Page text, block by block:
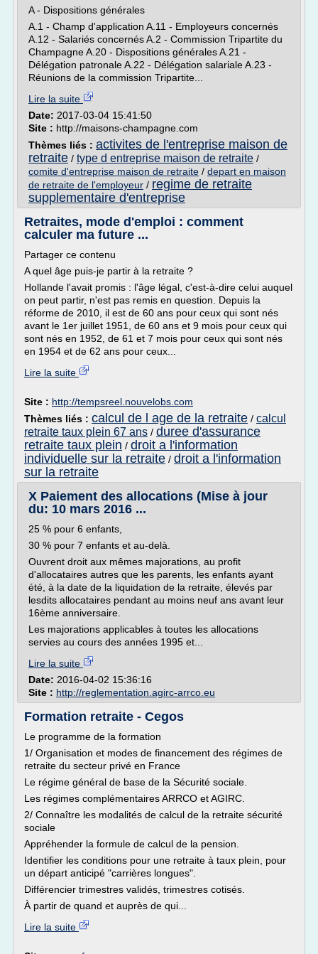
A - Dispositions générales
A.1 - Champ d'application A.11 - Employeurs concernés
A.12 - Salariés concernés A.2 - Commission Tripartite du
Champagne A.20 - Dispositions générales A.21 -
Délégation patronale A.22 - Délégation salariale A.23 -
Réunions de la commission Tripartite...
Lire la suite
Date: 2017-03-04 15:41:50
Site : http://maisons-champagne.com
Thèmes liés : activites de l'entreprise maison de
retraite / type d entreprise maison de retraite /
comite d'entreprise maison de retraite / depart en maison
de retraite de l'employeur / regime de retraite
supplementaire d'entreprise
Retraites, mode d'emploi : comment
calculer ma future ...
Partager ce contenu
A quel âge puis-je partir à la retraite ?
Hollande l'avait promis : l'âge légal, c'est-à-dire celui auquel
on peut partir, n'est pas remis en question. Depuis la
réforme de 2010, il est de 60 ans pour ceux qui sont nés
avant le 1er juillet 1951, de 60 ans et 9 mois pour ceux qui
sont nés en 1952, de 61 et 7 mois pour ceux qui sont nés
en 1954 et de 62 ans pour ceux...
Lire la suite
Site : http://tempsreel.nouvelobs.com
Thèmes liés : calcul de l age de la retraite / calcul
retraite taux plein 67 ans / duree d'assurance
retraite taux plein / droit a l'information
individuelle sur la retraite / droit a l'information
sur la retraite
X Paiement des allocations (Mise à jour
du: 10 mars 2016 ...
25 % pour 6 enfants,
30 % pour 7 enfants et au-delà.
Ouvrent droit aux mêmes majorations, au profit
d'allocataires autres que les parents, les enfants ayant
été, à la date de la liquidation de la retraite, élevés par
lesdits allocataires pendant au moins neuf ans avant leur
16ème anniversaire.
Les majorations applicables à toutes les allocations
servies au cours des années 1995 et...
Lire la suite
Date: 2016-04-02 15:36:16
Site : http://reglementation.agirc-arrco.eu
Formation retraite - Cegos
Le programme de la formation
1/ Organisation et modes de financement des régimes de
retraite du secteur privé en France
Le régime général de base de la Sécurité sociale.
Les régimes complémentaires ARRCO et AGIRC.
2/ Connaître les modalités de calcul de la retraite sécurité
sociale
Appréhender la formule de calcul de la pension.
Identifier les conditions pour une retraite à taux plein, pour
un départ anticipé "carrières longues".
Différencier trimestres validés, trimestres cotisés.
À partir de quand et auprès de qui...
Lire la suite